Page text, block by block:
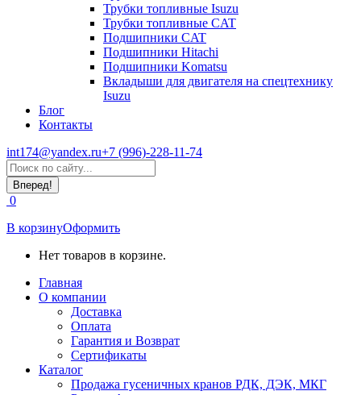
Трубки топливные Isuzu
Трубки топливные CAT
Подшипники CAT
Подшипники Hitachi
Подшипники Komatsu
Вкладыши для двигателя на спецтехнику
Isuzu
Блог
Контакты
int174@yandex.ru+7 (996)-228-11-74
Страница
WhatsApp
открывается
в
новом
окне
Поиск:
0
В корзинуОформить
Нет товаров в корзине.
Главная
О компании
Доставка
Оплата
Гарантия и Возврат
Сертификаты
Каталог
Продажа гусеничных кранов РДК, ДЭК, МКГ